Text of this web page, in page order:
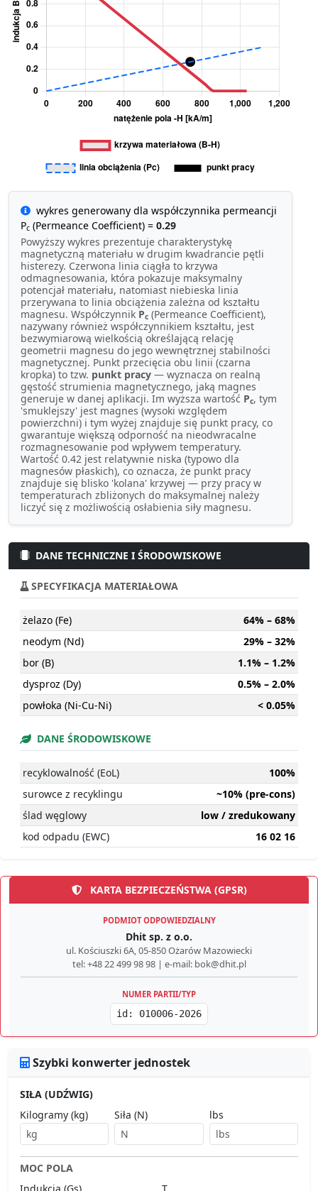
wykres generowany dla współczynnika permeancji
Pc (Permeance Coefficient) = 0.29
Powyższy wykres prezentuje charakterystykę
magnetyczną materiału w drugim kwadrancie pętli
histerezy. Czerwona linia ciągła to krzywa
odmagnesowania, która pokazuje maksymalny
potencjał materiału, natomiast niebieska linia
przerywana to linia obciążenia zależna od kształtu
magnesu. Współczynnik Pc (Permeance Coefficient),
nazywany również współczynnikiem kształtu, jest
bezwymiarową wielkością określającą relację
geometrii magnesu do jego wewnętrznej stabilności
magnetycznej. Punkt przecięcia obu linii (czarna
kropka) to tzw. punkt pracy — wyznacza on realną
gęstość strumienia magnetycznego, jaką magnes
generuje w danej aplikacji. Im wyższa wartość Pc, tym
'smuklejszy' jest magnes (wysoki względem
powierzchni) i tym wyżej znajduje się punkt pracy, co
gwarantuje większą odporność na nieodwracalne
rozmagnesowanie pod wpływem temperatury.
Wartość 0.42 jest relatywnie niska (typowo dla
magnesów płaskich), co oznacza, że punkt pracy
znajduje się blisko 'kolana' krzywej — przy pracy w
temperaturach zbliżonych do maksymalnej należy
liczyć się z możliwością osłabienia siły magnesu.
DANE TECHNICZNE I ŚRODOWISKOWE
SPECYFIKACJA MATERIAŁOWA
żelazo (Fe)
64% – 68%
neodym (Nd)
29% – 32%
bor (B)
1.1% – 1.2%
dysproz (Dy)
0.5% – 2.0%
powłoka (Ni-Cu-Ni)
< 0.05%
DANE ŚRODOWISKOWE
recyklowalność (EoL)
100%
surowce z recyklingu
~10% (pre-cons)
ślad węglowy
low / zredukowany
kod odpadu (EWC)
16 02 16
KARTA BEZPIECZEŃSTWA (GPSR)
PODMIOT ODPOWIEDZIALNY
Dhit sp. z o.o.
ul. Kościuszki 6A, 05-850 Ożarów Mazowiecki
tel: +48 22 499 98 98 | e-mail: bok@dhit.pl
NUMER PARTII/TYP
id: 010006-2026
Szybki konwerter jednostek
SIŁA (UDŹWIG)
Kilogramy (kg)
Siła (N) lbs
MOC POLA